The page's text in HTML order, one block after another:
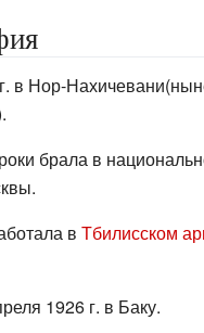
в Нор-
брала в
в Тбилисском
1926 г. в Баку.